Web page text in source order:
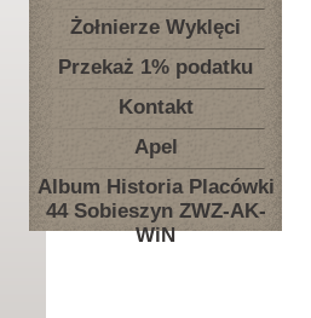
Żołnierze Wyklęci
Przekaż 1% podatku
Kontakt
Apel
Album Historia Placówki
44 Sobieszyn ZWZ-AK-
WiN